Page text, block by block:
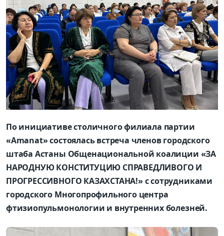
По инициативе столичного филиала партии
«Amanat» состоялась встреча членов городского
штаба Астаны Общенациональной коалиции «ЗА
НАРОДНУЮ КОНСТИТУЦИЮ СПРАВЕДЛИВОГО И
ПРОГРЕССИВНОГО КАЗАХСТАНА!» с сотрудниками
городского Многопрофильного центра
фтизиопульмонологии и внутренних болезней.